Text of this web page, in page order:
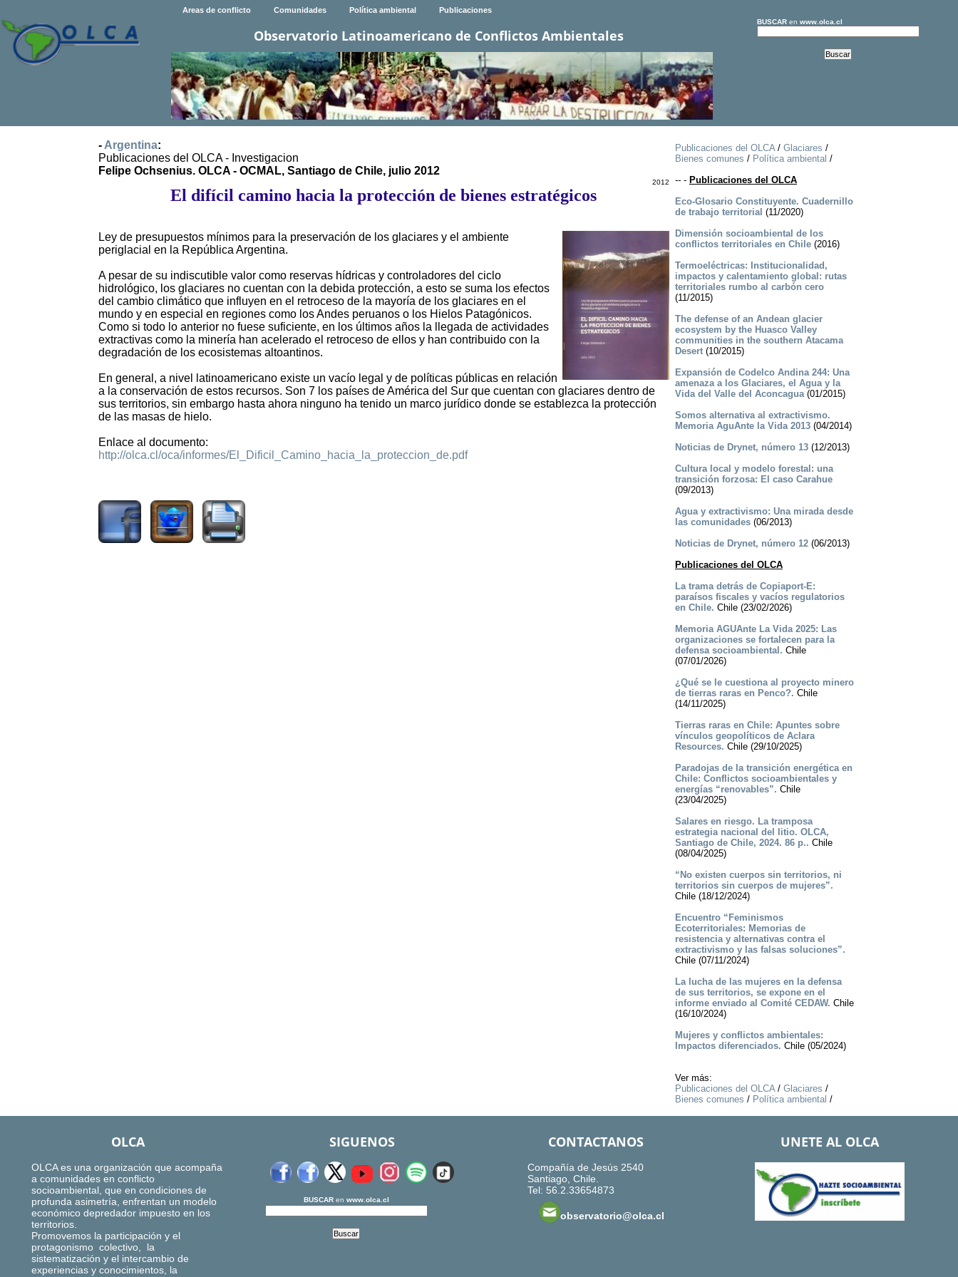
Areas de conflicto Comunidades Política ambiental Publicaciones
Observatorio Latinoamericano de Conflictos Ambientales
BUSCARen www.olca.cl
- Argentina:
Publicaciones del OLCA - Investigacion
Felipe Ochsenius. OLCA - OCMAL, Santiago de Chile, julio 2012
2012
El difícil camino hacia la protección de bienes estratégicos
Ley de presupuestos mínimos para la preservación de los glaciares y el ambiente
periglacial en la República Argentina.
A pesar de su indiscutible valor como reservas hídricas y controladores del ciclo
hidrológico, los glaciares no cuentan con la debida protección, a esto se suma los efectos
del cambio climático que influyen en el retroceso de la mayoría de los glaciares en el
mundo y en especial en regiones como los Andes peruanos o los Hielos Patagónicos.
Como si todo lo anterior no fuese suficiente, en los últimos años la llegada de actividades
extractivas como la minería han acelerado el retroceso de ellos y han contribuido con la
degradación de los ecosistemas altoantinos.
En general, a nivel latinoamericano existe un vacío legal y de políticas públicas en relación
a la conservación de estos recursos. Son 7 los países de América del Sur que cuentan con glaciares dentro de
sus territorios, sin embargo hasta ahora ninguno ha tenido un marco jurídico donde se establezca la protección
de las masas de hielo.
Enlace al documento:
http://olca.cl/oca/informes/El_Dificil_Camino_hacia_la_proteccion_de.pdf
Publicaciones del OLCA/ Glaciares /
Bienes comunes / Política ambiental /
--- Publicaciones del OLCA
Eco-Glosario Constituyente. Cuadernillo
de trabajo territorial (11/2020)
Dimensión socioambiental de los
conflictos territoriales en Chile(2016)
Termoeléctricas: Institucionalidad,
impactos y calentamiento global: rutas
territoriales rumbo al carbón cero
(11/2015)
The defense of an Andean glacier
ecosystem by the Huasco Valley
communities in the southern Atacama
Desert(10/2015)
Expansión de Codelco Andina 244: Una
amenaza a los Glaciares, el Agua y la
Vida del Valle del Aconcagua(01/2015)
Somos alternativa al extractivismo.
Memoria AguAnte la Vida 2013(04/2014)
Noticias de Drynet, número 13(12/2013)
Cultura local y modelo forestal: una
transición forzosa: El caso Carahue
(09/2013)
Agua y extractivismo: Una mirada desde
las comunidades(06/2013)
Noticias de Drynet, número 12(06/2013)
Publicaciones del OLCA
La trama detrás de Copiaport-E:
paraísos fiscales y vacíos regulatorios
en Chile. Chile (23/02/2026)
Memoria AGUAnte La Vida 2025: Las
organizaciones se fortalecen para la
defensa socioambiental. Chile
(07/01/2026)
¿Qué se le cuestiona al proyecto minero
de tierras raras en Penco?. Chile
(14/11/2025)
Tierras raras en Chile: Apuntes sobre
vínculos geopolíticos de Aclara
Resources. Chile (29/10/2025)
Paradojas de la transición energética en
Chile: Conflictos socioambientales y
energías “renovables”. Chile
(23/04/2025)
Salares en riesgo. La tramposa
estrategia nacional del litio. OLCA,
Santiago de Chile, 2024. 86 p.. Chile
(08/04/2025)
“No existen cuerpos sin territorios, ni
territorios sin cuerpos de mujeres”.
Chile (18/12/2024)
Encuentro “Feminismos
Ecoterritoriales: Memorias de
resistencia y alternativas contra el
extractivismo y las falsas soluciones”.
Chile (07/11/2024)
La lucha de las mujeres en la defensa
de sus territorios, se expone en el
informe enviado al Comité CEDAW. Chile
(16/10/2024)
Mujeres y conflictos ambientales:
Impactos diferenciados. Chile (05/2024)
Ver más:
Publicaciones del OLCA/ Glaciares /
Bienes comunes / Política ambiental /
OLCA
OLCA es una organización que acompaña
a comunidades en conflicto
socioambiental, que en condiciones de
profunda asimetría, enfrentan un modelo
económico depredador impuesto en los
territorios.
Promovemos la participación y el
protagonismo colectivo, la
sistematización y el intercambio de
experiencias y conocimientos, la
SIGUENOS
BUSCARen www.olca.cl
CONTACTANOS
Compañía de Jesús 2540
Santiago, Chile.
Tel: 56.2.33654873
observatorio@olca.cl
UNETE AL OLCA